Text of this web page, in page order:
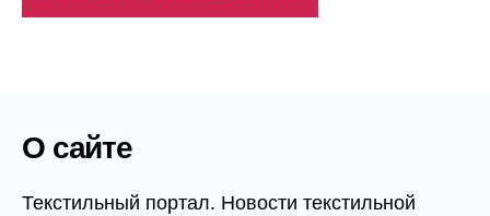
О сайте
Текстильный портал. Новости текстильной